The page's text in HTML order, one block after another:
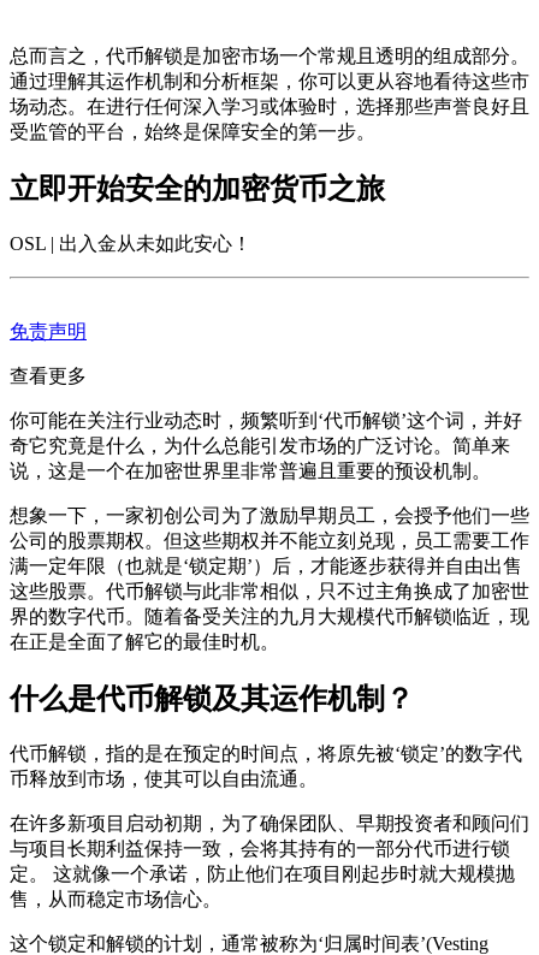
总而言之，代币解锁是加密市场一个常规且透明的组成部分。
通过理解其运作机制和分析框架，你可以更从容地看待这些市
场动态。在进行任何深入学习或体验时，选择那些声誉良好且
受监管的平台，始终是保障安全的第一步。
立即开始安全的加密货币之旅
OSL | 出入金从未如此安心 ！
免责声明
查看更多
你可能在关注行业动态时，频繁听到‘代币解锁’这个词，并好
奇它究竟是什么，为什么总能引发市场的广泛讨论。简单来
说，这是一个在加密世界里非常普遍且重要的预设机制。
想象一下，一家初创公司为了激励早期员工，会授予他们一些
公司的股票期权。但这些期权并不能立刻兑现，员工需要工作
满一定年限（也就是‘锁定期’）后，才能逐步获得并自由出售
这些股票。代币解锁与此非常相似，只不过主角换成了加密世
界的数字代币。随着备受关注的九月大规模代币解锁临近，现
在正是全面了解它的最佳时机。
什么是代币解锁及其运作机制？
代币解锁，指的是在预定的时间点，将原先被‘锁定’的数字代
币释放到市场，使其可以自由流通。
在许多新项目启动初期，为了确保团队、早期投资者和顾问们
与项目长期利益保持一致，会将其持有的一部分代币进行锁
定。 这就像一个承诺，防止他们在项目刚起步时就大规模抛
售，从而稳定市场信心。
这个锁定和解锁的计划，通常被称为‘归属时间表’(Vesting